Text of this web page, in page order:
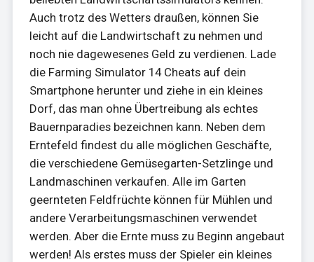
Auch trotz des Wetters draußen, können Sie
leicht auf die Landwirtschaft zu nehmen und
noch nie dagewesenes Geld zu verdienen. Lade
die Farming Simulator 14 Cheats auf dein
Smartphone herunter und ziehe in ein kleines
Dorf, das man ohne Übertreibung als echtes
Bauernparadies bezeichnen kann. Neben dem
Erntefeld findest du alle möglichen Geschäfte,
die verschiedene Gemüsegarten-Setzlinge und
Landmaschinen verkaufen. Alle im Garten
geernteten Feldfrüchte können für Mühlen und
andere Verarbeitungsmaschinen verwendet
werden. Aber die Ernte muss zu Beginn angebaut
werden! Als erstes muss der Spieler ein kleines